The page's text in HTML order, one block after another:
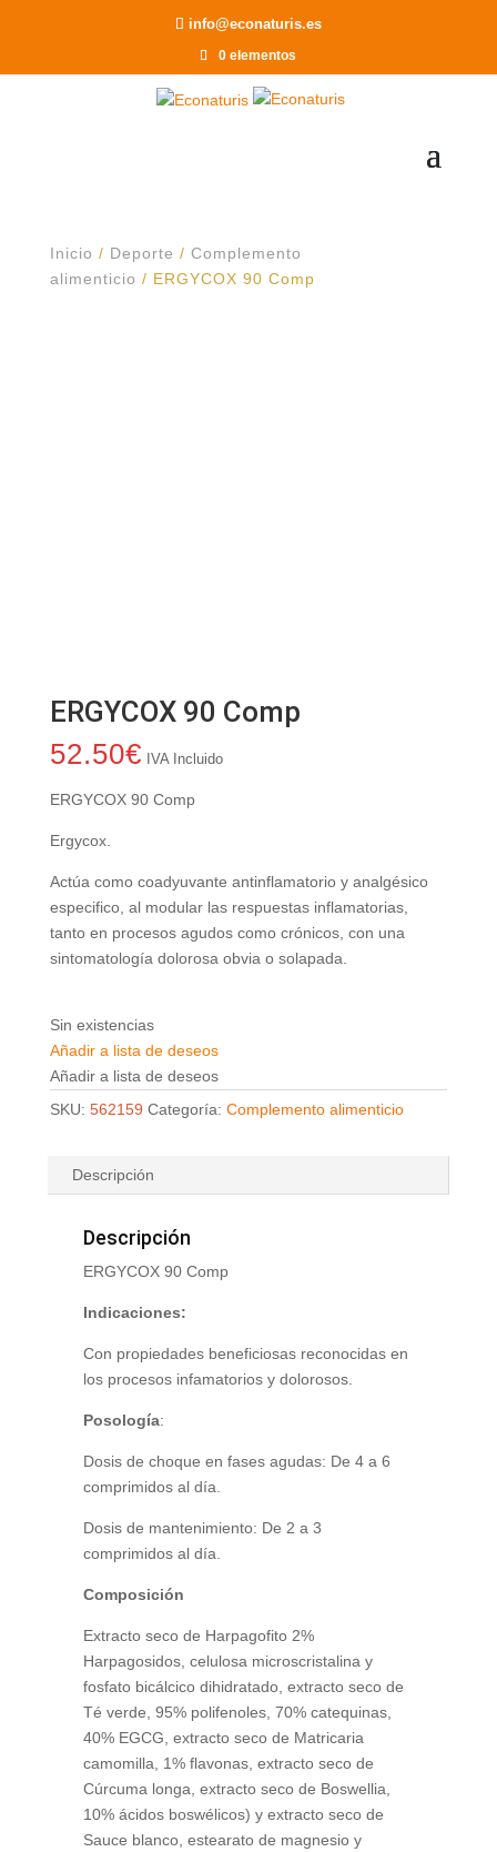
info@econaturis.es
0 elementos
Inicio / Deporte / Complemento
alimenticio / ERGYCOX 90 Comp
ERGYCOX 90 Comp
52.50€ IVA Incluido
ERGYCOX 90 Comp
Ergycox.
Actúa como coadyuvante antinflamatorio y analgésico
especifico, al modular las respuestas inflamatorias,
tanto en procesos agudos como crónicos, con una
sintomatología dolorosa obvia o solapada.
Sin existencias
Añadir a lista de deseos
Añadir a lista de deseos
SKU: 562159 Categoría: Complemento alimenticio
Descripción
Descripción
ERGYCOX 90 Comp
Indicaciones:
Con propiedades beneficiosas reconocidas en
los procesos infamatorios y dolorosos.
Posología:
Dosis de choque en fases agudas: De 4 a 6
comprimidos al día.
Dosis de mantenimiento: De 2 a 3
comprimidos al día.
Composición
Extracto seco de Harpagofito 2%
Harpagosidos, celulosa microscristalina y
fosfato bicálcico dihidratado, extracto seco de
Té verde, 95% polifenoles, 70% catequinas,
40% EGCG, extracto seco de Matricaria
camomilla, 1% flavonas, extracto seco de
Cúrcuma longa, extracto seco de Boswellia,
10% ácidos boswélicos) y extracto seco de
Sauce blanco, estearato de magnesio y